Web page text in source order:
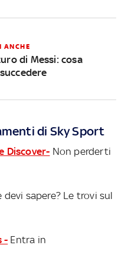
ANCHE
di Messi: cosa
di Sky Sport
Discover- Non perderti
devi sapere? Le trovi sul
- Entra in